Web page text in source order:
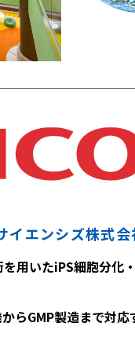
イエンシズ株式会
用いたiPS細胞分化
らGMP製造まで対応